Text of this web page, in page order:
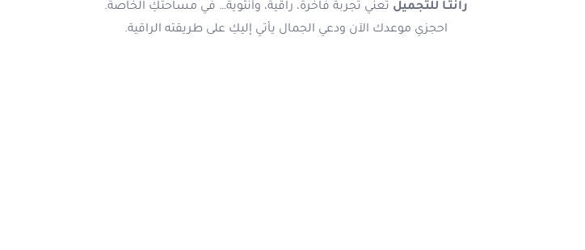
رانتـا للتجميل تعني تجربة فاخرة، راقية، وأنثوية… في مساحتكِ الخاصة.
احجزي موعدك الآن ودعي الجمال يأتي إليكِ على طريقته الراقية.